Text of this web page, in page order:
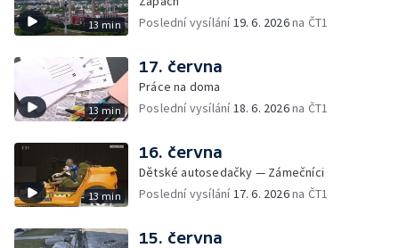
13 min
Poslední vysílání19. 6. 2026na ČT1
13 min
17. června
Práce na doma
Poslední vysílání18. 6. 2026na ČT1
13 min
16. června
Dětské autosedačky — Zámečníci
Poslední vysílání17. 6. 2026na ČT1
15. června